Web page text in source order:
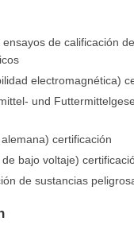
de calificación
electromagnética)
und
certificación
bajo voltaje)
de sustancias